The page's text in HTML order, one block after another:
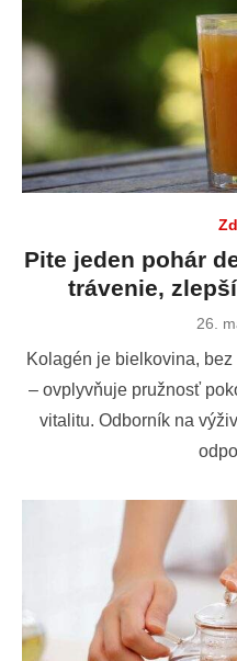
Pite jeden pohár
trávenie,
26.
Kolagén je bielkovina,
– ovplyvňuje pružnosť
vitalitu. Odborník na